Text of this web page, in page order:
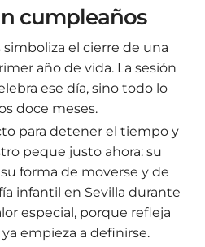
cumpleaños
el cierre de una
año de vida. La sesión
ese día, sino todo lo
doce meses.
para detener el tiempo y
peque justo ahora: su
forma de moverse y de
infantil en Sevilla durante
especial, porque refleja
empieza a definirse.